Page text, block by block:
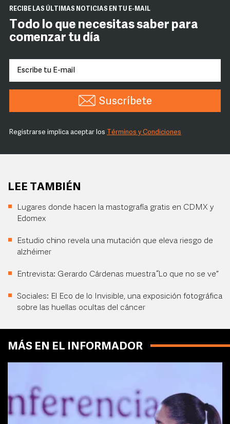
RECIBE LAS ÚLTIMAS NOTICIAS EN TU E-MAIL
Todo lo que necesitas saber para
comenzar tu día
Suscríbete
Registrarse implica aceptar los Términos y Condiciones
LEE TAMBIÉN
Lugares donde hacen la mastografía gratis en CDMX y
Edomex
Estudio chino revela una mutación que eleva riesgo de
alzhéimer
Entrevista: Gerardo Cárdenas muestra “Lo que no se ve”
Sociales: El Eco de lo Invisible, una exposición fotográfica
sobre las huellas ocultas del cáncer
MÁS EN EL INFORMADOR